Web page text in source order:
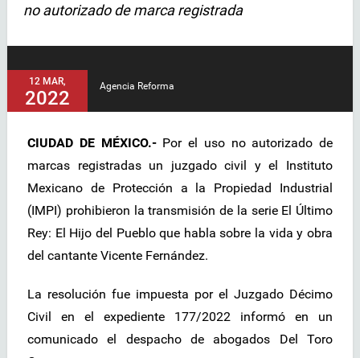
no autorizado de marca registrada
12 MAR,
2022
Agencia Reforma
CIUDAD DE MÉXICO.- Por el uso no autorizado de
marcas registradas un juzgado civil y el Instituto
Mexicano de Protección a la Propiedad Industrial
(IMPI) prohibieron la transmisión de la serie El Último
Rey: El Hijo del Pueblo que habla sobre la vida y obra
del cantante Vicente Fernández.
La resolución fue impuesta por el Juzgado Décimo
Civil en el expediente 177/2022 informó en un
comunicado el despacho de abogados Del Toro